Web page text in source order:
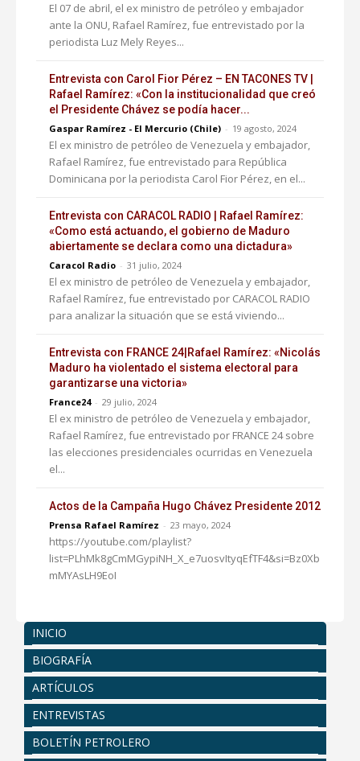
El 07 de abril, el ex ministro de petróleo y embajador
ante la ONU, Rafael Ramírez, fue entrevistado por la
periodista Luz Mely Reyes...
Entrevista con Carol Fior Pérez – EN TACONES TV |
Rafael Ramírez: «Con la institucionalidad que creó
el Presidente Chávez se podía hacer...
Gaspar Ramírez - El Mercurio (Chile) - 19 agosto, 2024
El ex ministro de petróleo de Venezuela y embajador,
Rafael Ramírez, fue entrevistado para República
Dominicana por la periodista Carol Fior Pérez, en el...
Entrevista con CARACOL RADIO | Rafael Ramírez:
«Como está actuando, el gobierno de Maduro
abiertamente se declara como una dictadura»
Caracol Radio - 31 julio, 2024
El ex ministro de petróleo de Venezuela y embajador,
Rafael Ramírez, fue entrevistado por CARACOL RADIO
para analizar la situación que se está viviendo...
Entrevista con FRANCE 24|Rafael Ramírez: «Nicolás
Maduro ha violentado el sistema electoral para
garantizarse una victoria»
France24 - 29 julio, 2024
El ex ministro de petróleo de Venezuela y embajador,
Rafael Ramírez, fue entrevistado por FRANCE 24 sobre
las elecciones presidenciales ocurridas en Venezuela
el...
Actos de la Campaña Hugo Chávez Presidente 2012
Prensa Rafael Ramírez - 23 mayo, 2024
https://youtube.com/playlist?
list=PLhMk8gCmMGypiNH_X_e7uosvItyqEfTF4&si=Bz0Xb
mMYAsLH9EoI
INICIO
BIOGRAFÍA
ARTÍCULOS
ENTREVISTAS
BOLETÍN PETROLERO